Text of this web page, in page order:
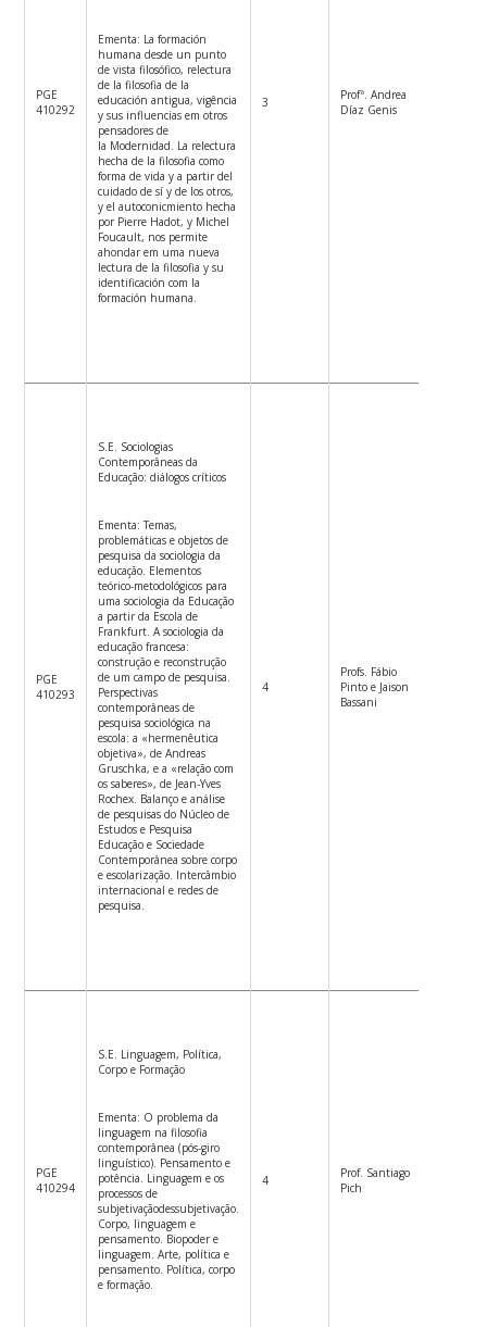
PGE
410292
Ementa: La formación
humana desde un punto
de vista filosófico, relectura
de la filosofia de la
educación antigua, vigência
y sus influencias em otros
pensadores de
la Modernidad. La relectura
hecha de la filosofia como
forma de vida y a partir del
cuidado de sí y de los otros,
y el autoconicmiento hecha
por Pierre Hadot, y Michel
Foucault, nos permite
ahondar em uma nueva
lectura de la filosofia y su
identificación com la
formación humana.
3
Profª. Andrea
Díaz Genis
PGE
410293
S.E. Sociologias
Contemporâneas da
Educação: diálogos críticos
Ementa: Temas,
problemáticas e objetos de
pesquisa da sociologia da
educação. Elementos
teórico-metodológicos para
uma sociologia da Educação
a partir da Escola de
Frankfurt. A sociologia da
educação francesa:
construção e reconstrução
de um campo de pesquisa.
Perspectivas
contemporâneas de
pesquisa sociológica na
escola: a «hermenêutica
objetiva», de Andreas
Gruschka, e a «relação com
os saberes», de Jean-Yves
Rochex. Balanço e análise
de pesquisas do Núcleo de
Estudos e Pesquisa
Educação e Sociedade
Contemporânea sobre corpo
e escolarização. Intercâmbio
internacional e redes de
pesquisa.
4
Profs. Fábio
Pinto e Jaison
Bassani
PGE
410294
S.E. Linguagem, Política,
Corpo e Formação
Ementa: O problema da
linguagem na filosofia
contemporânea (pós-giro
linguístico). Pensamento e
potência. Linguagem e os
processos de
subjetivaçãodessubjetivação.
Corpo, linguagem e
pensamento. Biopoder e
linguagem. Arte, política e
pensamento. Política, corpo
e formação.
4
Prof. Santiago
Pich